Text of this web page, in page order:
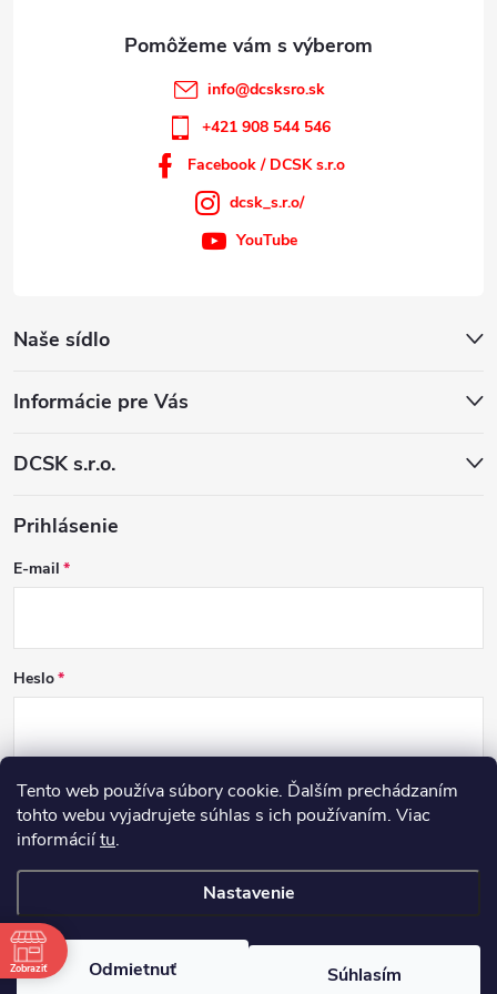
Tento web používa súbory cookie. Ďalším prechádzaním
tohto webu vyjadrujete súhlas s ich používaním. Viac
informáciítu.
Nastavenie
Odmietnuť Súhlasím
Naše sídlo
Informácie pre Vás
DCSK s.r.o.
info@dcsksro.sk
+421 908 544 546
Facebook / DCSK s.r.o
dcsk_s.r.o/
YouTube
Prihlásenie
E-mail
Heslo
PRIHLÁSIŤ SA
. Všetky práva vyhradené.
Zobraziť